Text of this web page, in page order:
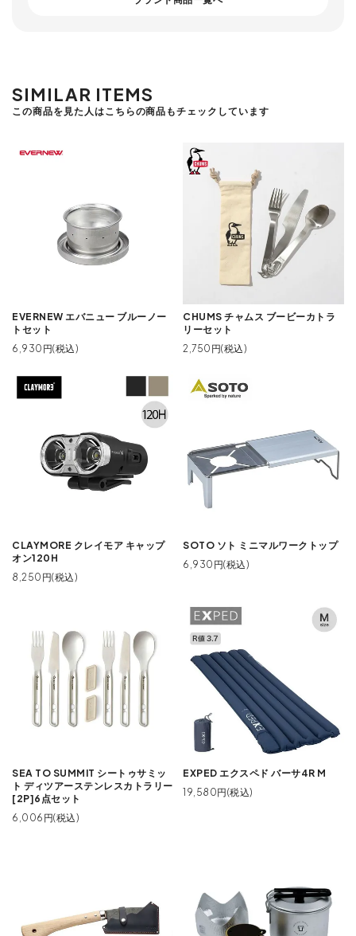
SIMILAR ITEMS
この商品を見た人はこちらの商品もチェックしています
EVERNEW エバニュー ブルーノー
トセット
6,930円(税込)
CHUMS チャムス ブービーカトラ
リーセット
2,750円(税込)
CLAYMORE クレイモア キャップ
オン120H
8,250円(税込)
SOTO ソト ミニマルワークトップ
6,930円(税込)
SEA TO SUMMIT シートゥサミッ
ト ディツアーステンレスカトラリー
[2P]6点セット
6,006円(税込)
EXPED エクスペド バーサ4R M
19,580円(税込)